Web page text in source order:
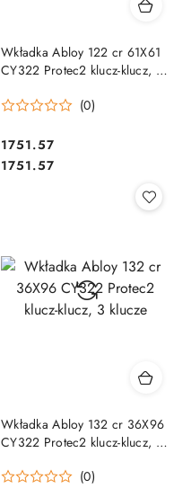
Wkładka Abloy 122 cr 61X61
CY322 Protec2 klucz-klucz, 3
(0)
Cena:
1751.57
Cena:
1751.57
Wkładka Abloy 132 cr 36X96
CY322 Protec2 klucz-klucz, 3
(0)